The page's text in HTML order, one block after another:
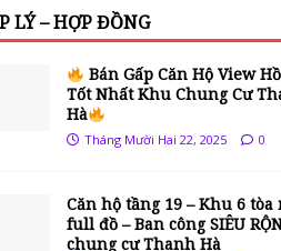
LÝ – HỢP ĐỒNG
Bán Gấp Căn Hộ View
Tốt Nhất Khu Chung Cư
Hà
Tháng Mười Hai 22, 2025 0
Căn hộ tầng 19 – Khu 6 tòa
full đồ – Ban công SIÊU
chung cư Thanh Hà